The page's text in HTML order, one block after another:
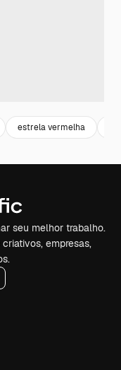
estrela vermelha
seu melhor trabalho.
empresas,